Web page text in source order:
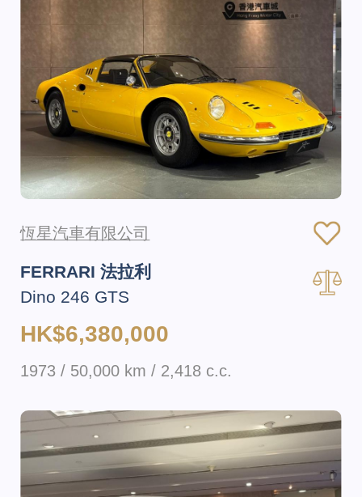
恆星汽車有限公司
FERRARI 法拉利
Dino 246 GTS
HK$6,380,000
1973 / 50,000 km / 2,418 c.c.